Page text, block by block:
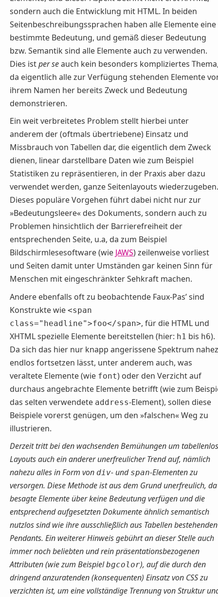
sondern auch die Entwicklung mit HTML. In beiden
Seitenbeschreibungssprachen haben alle Elemente eine
bestimmte Bedeutung, und gemäß dieser Bedeutung
bzw. Semantik sind alle Elemente auch zu verwenden.
Dies istper seauch kein besonders kompliziertes
da eigentlich alle zur Verfügung stehenden Elemente
ihrem Namen her bereits Zweck und Bedeutung
demonstrieren.
Ein weit verbreitetes Problem stellt hierbei unter
anderem der (oftmals übertriebene) Einsatz und
Missbrauch von Tabellen dar, die eigentlich dem Zweck
dienen, linear darstellbare Daten wie zum Beispiel
Statistiken zu repräsentieren, in der Praxis aber dazu
verwendet werden, ganze Seitenlayouts wiederzugeben.
Dieses populäre Vorgehen führt dabei nicht nur zur
»Bedeutungsleere« des Dokuments, sondern auch zu
Problemen hinsichtlich der Barrierefreiheit der
entsprechenden Seite, u.a, da zum Beispiel
Bildschirmlesesoftware (wie JAWS) zeilenweise vorliest
und Seiten damit unter Umständen gar keinen Sinn für
Menschen mit eingeschränkter Sehkraft machen.
Andere ebenfalls oft zu beobachtende Faux-Pas’ sind
Konstrukte wie <span
class="headline">foo</span>, für die HTML und
XHTML spezielle Elemente bereitstellen (hier: h1 bis h6).
Da sich das hier nur knapp angerissene Spektrum
endlos fortsetzen lässt, unter anderem auch, was
veraltete Elemente (wie font) oder den Verzicht auf
durchaus angebrachte Elemente betrifft (wie zum
das selten verwendete address-Element), sollen diese
Beispiele vorerst genügen, um den »falschen« Weg zu
illustrieren.
Derzeit tritt bei den wachsenden Bemühungen um
Layouts auch ein anderer unerfreulicher Trend auf, nämlich
nahezu alles in Form von div- und span-Elementen zu
versorgen. Diese Methode ist aus dem Grund unerfreulich, da
besagte Elemente überkeineBedeutung verfügen und die
entsprechend aufgesetzten Dokumente ähnlich semantisch
nutzlos sind wie ihre ausschließlich aus Tabellen bestehenden
Pendants. Ein weiterer Hinweis gebührt an dieser Stelle auch
immer noch beliebten und rein präsentationsbezogenen
Attributen (wie zum Beispielbgcolor), auf die durch den
dringend anzuratenden (konsequenten) Einsatz von CSS zu
verzichten ist, um eine vollständige Trennung von Struktur